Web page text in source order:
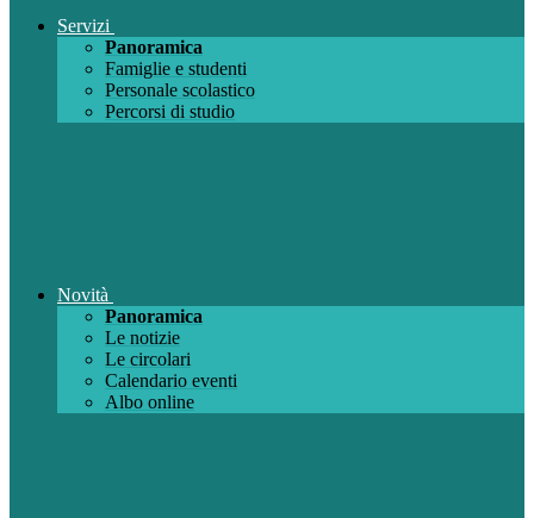
Servizi
Panoramica
Famiglie e studenti
Personale scolastico
Percorsi di studio
Novità
Panoramica
Le notizie
Le circolari
Calendario eventi
Albo online